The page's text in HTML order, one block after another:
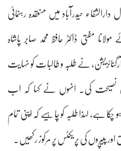
حیدرآباد میں منعقدہ رہنمائی
مفتی ڈاکٹر حافظ محمد صابر پاشاہ
نے طلبہ و طالبات کو نہایت
نصیحت کی۔ انہوں نے کہا کہ اب
ہے، لہٰذا طلبہ کو چاہیے کہ اپنی تمام
پیپروں کی پریکٹس پر مرکوز رکھیں۔